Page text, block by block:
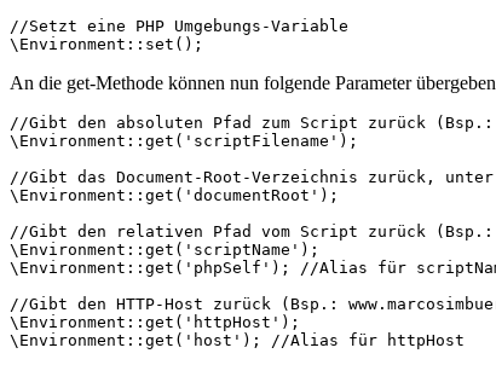
//Setzt eine PHP Umgebungs-Variable
\Environment::set();
An die get-Methode können nun folgende Parameter
//Gibt den absoluten Pfad zum Script zurück (Bsp.:
\Environment::get( 'scriptFilename' );
//Gibt das Document-Root-Verzeichnis zurück,
\Environment::get( 'documentRoot' );
//Gibt den relativen Pfad vom Script zurück (Bsp.:
\Environment::get( 'scriptName' );
\Environment::get( 'phpSelf' );
//Alias für
//Gibt den HTTP-Host zurück (Bsp.:
\Environment::get( 'httpHost' );
\Environment::get( 'host' );
//Alias für httpHost